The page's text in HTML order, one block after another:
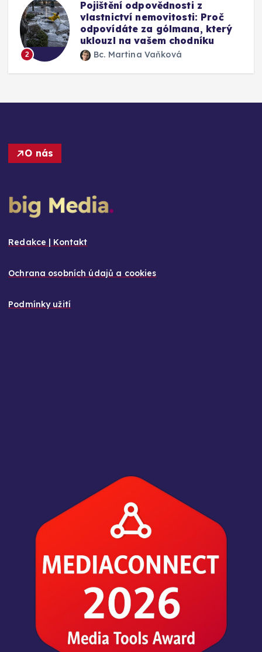
3
Mýty o pojištění skel u auta:
Vyplatí se připlatit si za přední
okno a jak funguje oprava bez
výměny
Bc. Martina Vaňková
O nás
Redakce | Kontakt
Ochrana osobních údajů a cookies
Podmínky užití